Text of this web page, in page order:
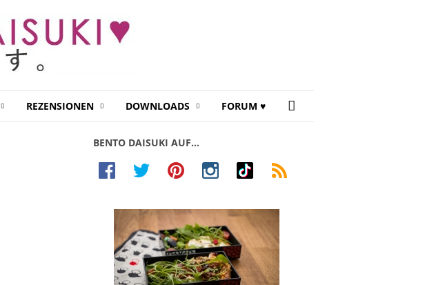
REZENSIONEN DOWNLOADS FORUM ♥
BENTO DAISUKI AUF…